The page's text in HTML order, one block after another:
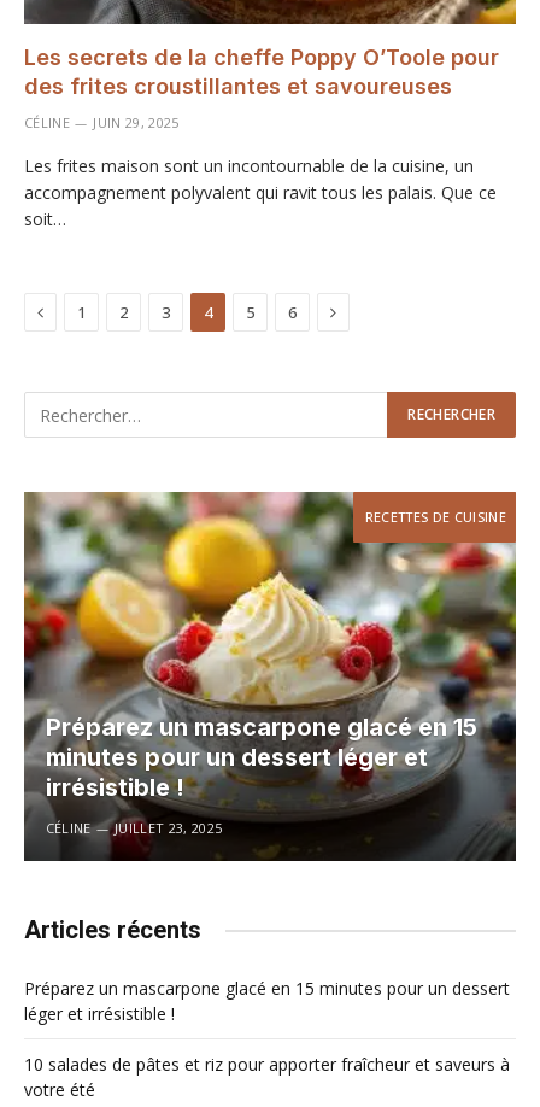
Les secrets de la cheffe Poppy O’Toole pour
des frites croustillantes et savoureuses
CÉLINE JUIN 29, 2025
Les frites maison sont un incontournable de la cuisine, un
accompagnement polyvalent qui ravit tous les palais. Que ce
soit…
Previous
1 2 3 4 5 6 Next
RECETTES DE CUISINE
Préparez un mascarpone glacé en 15
minutes pour un dessert léger et
irrésistible !
CÉLINE JUILLET 23, 2025
Articles récents
Préparez un mascarpone glacé en 15 minutes pour un dessert
léger et irrésistible !
10 salades de pâtes et riz pour apporter fraîcheur et saveurs à
votre été